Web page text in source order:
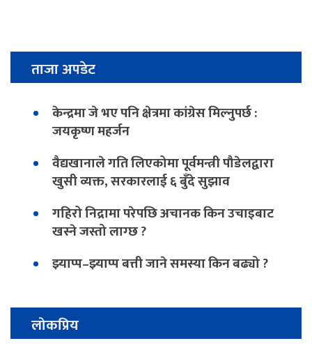
ताजा अपडेट
केन्द्रमा जे भए पनि क्षेत्रमा कांग्रेस मिल्नुपर्छ :
जयकृष्ण महर्जन
वैद्यखानाले गति लिएकोमा पूर्वमन्त्री पौडेलद्वारा
खुसी व्यक्त, सरकारलाई ६ बुँदे सुझाव
गहिरो निद्रामा परेपछि अचानक किन उचाइबाट
खस्ने जस्तो लाग्छ ?
झ्याप्प–झ्याप्प बत्ती जाने समस्या किन बढ्यो ?
लोकप्रिय